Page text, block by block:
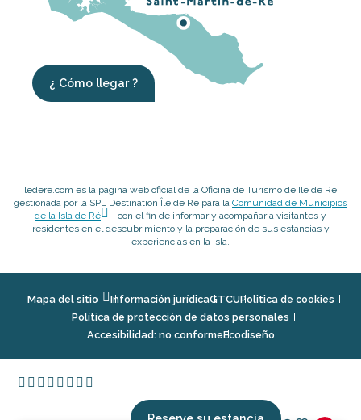
¿ Cómo llegar ?
iledere.com es la página web oficial de la Oficina de Turismo de Ile de Ré,
gestionada por la SPL Destination Île de Ré para la Comunidad de Municipios
de la Isla de Ré
, con el fin de informar y acompañar a visitantes y
residentes en el descubrimiento y la preparación de sus estancias y
experiencias en la isla.
Mapa del sitio Información jurídicaGTCUPolitica de cookies
Política de protección de datos personales
Accesibilidad: no conformeEcodiseño